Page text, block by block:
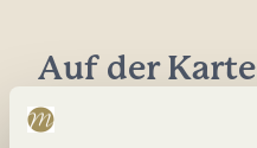
Auf der Karte
In den Winzerhöfen